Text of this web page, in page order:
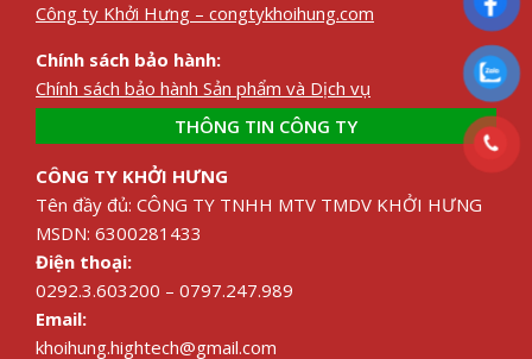
Công ty Khởi Hưng – congtykhoihung.com
Chính sách bảo hành:
Chính sách bảo hành Sản phẩm và Dịch vụ
THÔNG TIN CÔNG TY
CÔNG TY KHỞI HƯNG
Tên đầy đủ: CÔNG TY TNHH MTV TMDV KHỞI HƯNG
MSDN: 6300281433
Điện thoại:
0292.3.603200 – 0797.247.989
Email:
khoihung.hightech@gmail.com